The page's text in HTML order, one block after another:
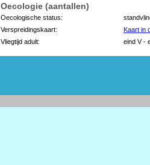
Oecologie (aantallen)
Oecologische status:
Verspreidingskaart:
Kaart in
Vliegtijd adult:
eind V -